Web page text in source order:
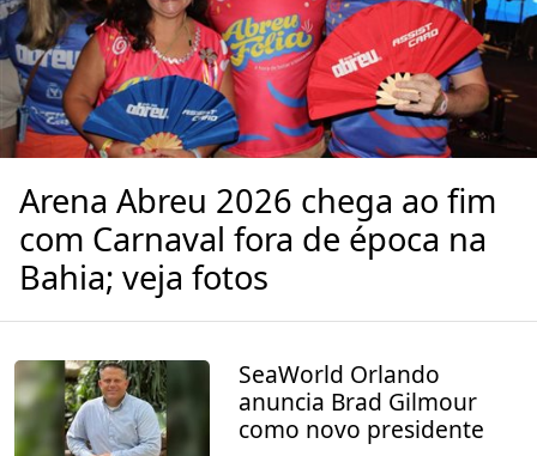
Arena Abreu 2026 chega ao fim
com Carnaval fora de época na
Bahia; veja fotos
SeaWorld Orlando
anuncia Brad Gilmour
como novo presidente